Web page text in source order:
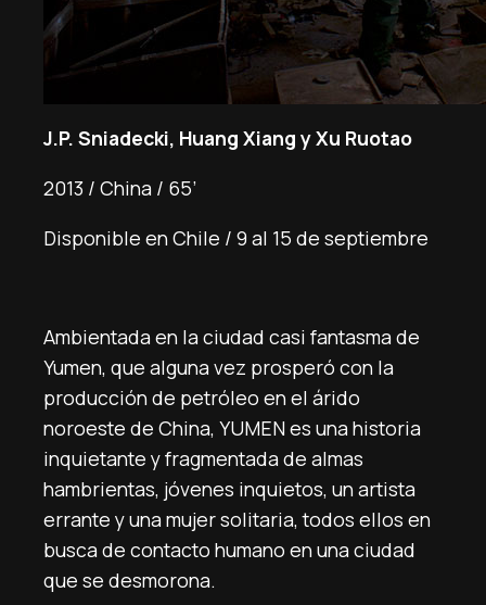
J.P. Sniadecki, Huang Xiang y Xu Ruotao
2013 / China / 65’
Disponible en Chile / 9 al 15 de septiembre
Ambientada en la ciudad casi fantasma de
Yumen, que alguna vez prosperó con la
producción de petróleo en el árido
noroeste de China, YUMEN es una historia
inquietante y fragmentada de almas
hambrientas, jóvenes inquietos, un artista
errante y una mujer solitaria, todos ellos en
busca de contacto humano en una ciudad
que se desmorona.